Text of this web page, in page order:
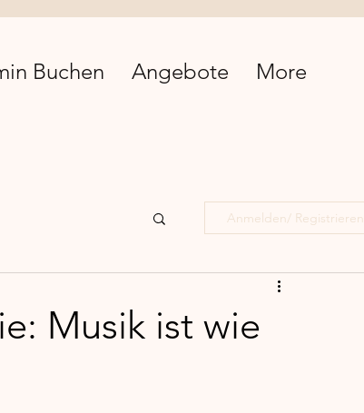
Buchen Angebote More
Anmelden/ Registrieren
Musik ist wie